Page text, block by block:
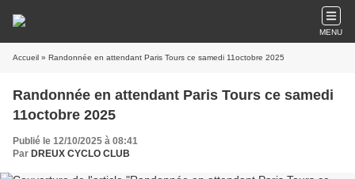
MENU
Accueil » Randonnée en attendant Paris Tours ce samedi 11octobre 2025
Randonnée en attendant Paris Tours ce samedi
11octobre 2025
Publié le 12/10/2025 à 08:41
Par DREUX CYCLO CLUB